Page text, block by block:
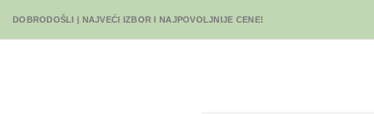
DOBRODOŠLI | NAJVEĆI IZBOR I NAJPOVOLJNIJE CENE!